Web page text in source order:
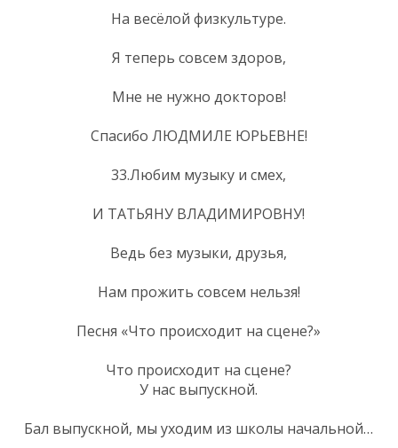
На весёлой физкультуре.
Я теперь совсем здоров,
Мне не нужно докторов!
Спасибо ЛЮДМИЛЕ ЮРЬЕВНЕ!
33.Любим музыку и смех,
И ТАТЬЯНУ ВЛАДИМИРОВНУ!
Ведь без музыки, друзья,
Нам прожить совсем нельзя!
Песня «Что происходит на сцене?»
Что происходит на сцене?
У нас выпускной.
Бал выпускной, мы уходим из школы начальной…